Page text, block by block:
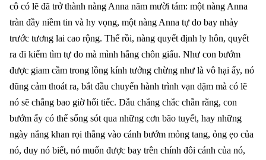
cô có lẽ đã trở thành nàng Anna năm mười tám: một nàng Anna
tràn đầy niềm tin và hy vọng, một nàng Anna tự do bay nhảy
trước tương lai cao rộng. Thế rồi, nàng quyết định ly hôn, quyết
ra đi kiếm tìm tự do mà mình hằng chôn giấu. Như con bướm
được giam cầm trong lồng kính tưởng chừng như là vô hại ấy, nó
dũng cảm thoát ra, bắt đầu chuyến hành trình vạn dặm mà có lẽ
nó sẽ chẳng bao giờ hối tiếc. Dẫu chẳng chắc chắn rằng, con
bướm ấy có thể sống sót qua những cơn bão tuyết, hay những
ngày nắng khan rọi thẳng vào cánh bướm mỏng tang, ỏng ẹo của
nó, duy nó biết, nó muốn được bay trên chính đôi cánh của nó,